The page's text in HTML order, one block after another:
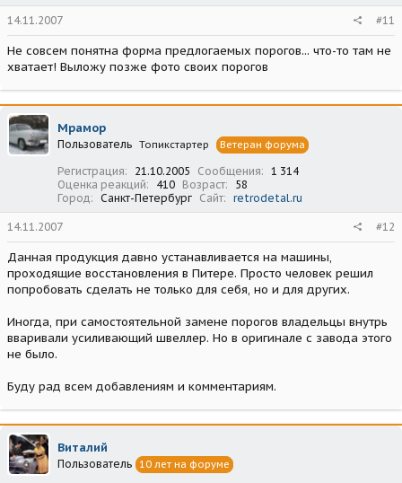
14.11.2007 #11
Не совсем понятна форма предлогаемых порогов... что-то там не
хватает! Выложу позже фото своих порогов
Мрамор
Пользователь Топикстартер Ветеран форума
Регистрация 21.10.2005 Сообщения
1 314
Оценка реакций
410 Возраст
58
Город
Санкт-Петербург Сайт retrodetal.ru
14.11.2007 #12
Данная продукция давно устанавливается на машины,
проходящие восстановления в Питере. Просто человек решил
попробовать сделать не только для себя, но и для других.
Иногда, при самостоятельной замене порогов владельцы внутрь
вваривали усиливающий швеллер. Но в оригинале с завода этого
не было.
Буду рад всем добавлениям и комментариям.
Виталий
Пользователь 10 лет на форуме